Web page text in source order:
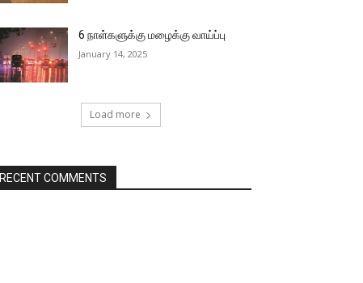
6 நாள்களுக்கு மழைக்கு வாய்ப்பு
January 14, 2025
Load more
RECENT COMMENTS